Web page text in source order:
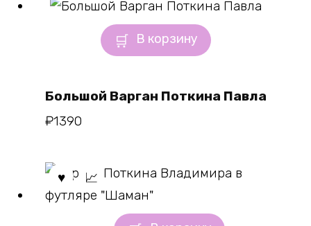
В корзину
Большой Варган Поткина Павла
₽1390